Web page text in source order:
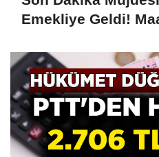
Emekliye Geldi!